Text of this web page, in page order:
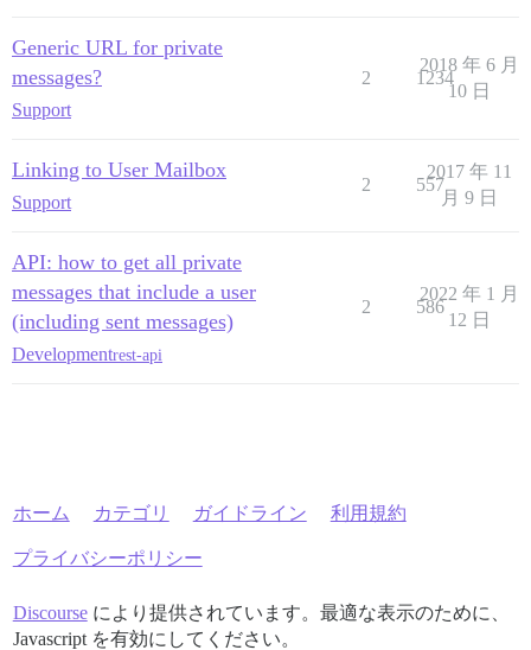
Generic URL for private
messages?
Support
2 1234
2018 年 6 月
10 日
Linking to User Mailbox
Support
2 557
2017 年 11
月 9 日
API: how to get all private
messages that include a user
(including sent messages)
Developmentrest-api
2 586
2022 年 1 月
12 日
ホーム カテゴリ ガイドライン 利用規約
プライバシーポリシー
Discourseにより提供されています。最適な表示のために、
Javascript を有効にしてください。